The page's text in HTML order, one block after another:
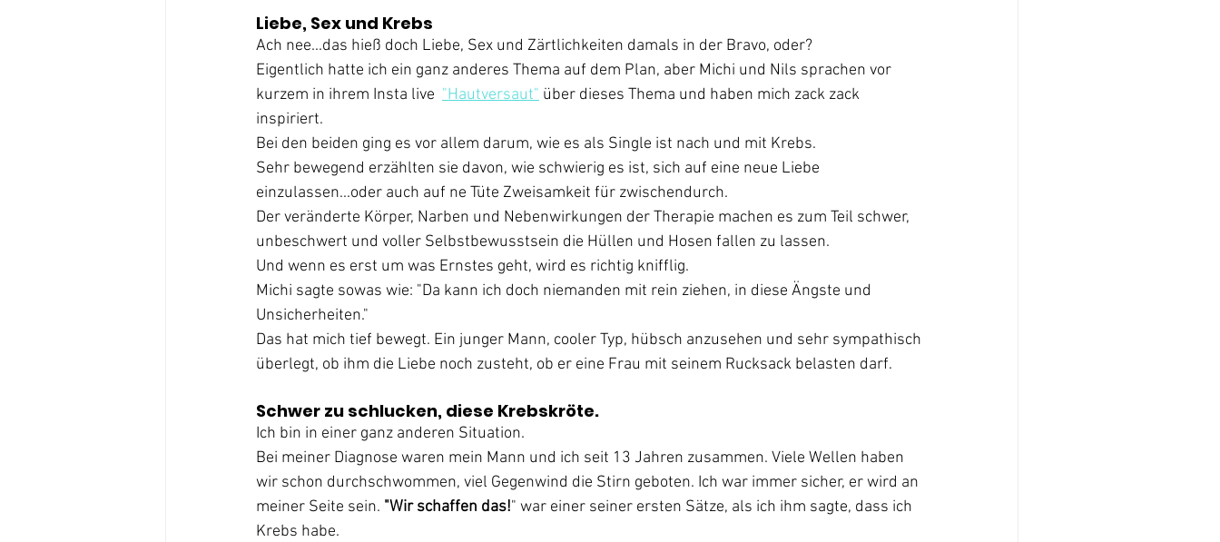
Liebe, Sex und Krebs
Ach nee...das hieß doch Liebe, Sex und Zärtlichkeiten damals in der Bravo, oder?
Eigentlich hatte ich ein ganz anderes Thema auf dem Plan, aber Michi und Nils sprachen vor
kurzem in ihrem Insta live "Hautversaut" über dieses Thema und haben mich zack zack
inspiriert.
Bei den beiden ging es vor allem darum, wie es als Single ist nach und mit Krebs.
Sehr bewegend erzählten sie davon, wie schwierig es ist, sich auf eine neue Liebe
einzulassen...oder auch auf ne Tüte Zweisamkeit für zwischendurch.
Der veränderte Körper, Narben und Nebenwirkungen der Therapie machen es zum Teil schwer,
unbeschwert und voller Selbstbewusstsein die Hüllen und Hosen fallen zu lassen.
Und wenn es erst um was Ernstes geht, wird es richtig knifflig.
Michi sagte sowas wie: "Da kann ich doch niemanden mit rein ziehen, in diese Ängste und
Unsicherheiten."
Das hat mich tief bewegt. Ein junger Mann, cooler Typ, hübsch anzusehen und sehr sympathisch
überlegt, ob ihm die Liebe noch zusteht, ob er eine Frau mit seinem Rucksack belasten darf.
Schwer zu schlucken, diese Krebskröte.
Ich bin in einer ganz anderen Situation.
Bei meiner Diagnose waren mein Mann und ich seit 13 Jahren zusammen. Viele Wellen haben
wir schon durchschwommen, viel Gegenwind die Stirn geboten. Ich war immer sicher, er wird an
meiner Seite sein. "Wir schaffen das!" war einer seiner ersten Sätze, als ich ihm sagte, dass ich
Krebs habe.